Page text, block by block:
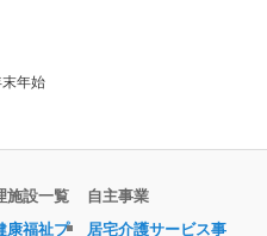
年始
施設一覧
康福祉プ
自主事業
居宅介護サービス事